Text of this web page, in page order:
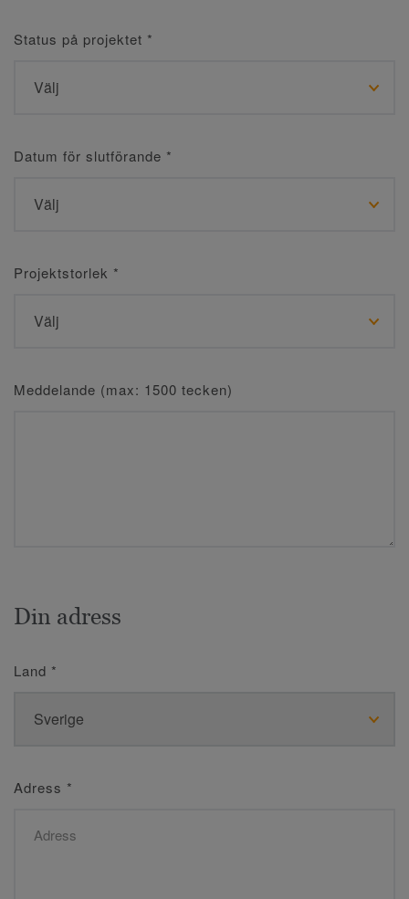
Status på projektet *
Datum för slutförande *
Projektstorlek *
Meddelande (max: 1500 tecken)
Din adress
Land *
Adress *